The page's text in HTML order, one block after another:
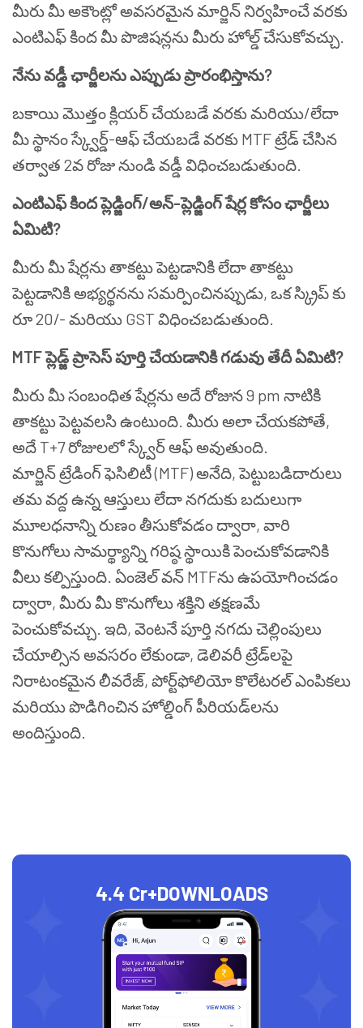
మీరు మీ అకౌంట్లో అవసరమైన మార్జిన్ నిర్వహించే వరకు
ఎంటిఎఫ్ కింద మీ పొజిషన్లను మీరు హోల్డ్ చేసుకోవచ్చు.
నేను వడ్డీ ఛార్జీలను ఎప్పుడు ప్రారంభిస్తాను?
బకాయి మొత్తం క్లియర్ చేయబడే వరకు మరియు/లేదా
మీ స్థానం స్క్వేర్డ్-ఆఫ్ చేయబడే వరకు MTF ట్రేడ్ చేసిన
తర్వాత 2వ రోజు నుండి వడ్డీ విధించబడుతుంది.
ఎంటిఎఫ్ కింద ప్లెడ్జింగ్/అన్-ప్లెడ్జింగ్ షేర్ల కోసం ఛార్జీలు
ఏమిటి?
మీరు మీ షేర్లను తాకట్టు పెట్టడానికి లేదా తాకట్టు
పెట్టడానికి అభ్యర్థనను సమర్పించినప్పుడు, ఒక స్క్రిప్ కు
రూ 20/- మరియు GST విధించబడుతుంది.
MTF ప్లెడ్జ్ ప్రాసెస్ పూర్తి చేయడానికి గడువు తేదీ ఏమిటి?
మీరు మీ సంబంధిత షేర్లను అదే రోజున 9 pm నాటికి
తాకట్టు పెట్టవలసి ఉంటుంది. మీరు అలా చేయకపోతే,
అదే T+7 రోజులలో స్క్వేర్ ఆఫ్ అవుతుంది.
మార్జిన్ ట్రేడింగ్ ఫెసిలిటీ (MTF) అనేది, పెట్టుబడిదారులు
తమ వద్ద ఉన్న ఆస్తులు లేదా నగదుకు బదులుగా
మూలధనాన్ని రుణం తీసుకోవడం ద్వారా, వారి
కొనుగోలు సామర్థ్యాన్ని గరిష్ఠ స్థాయికి పెంచుకోవడానికి
వీలు కల్పిస్తుంది. ఏంజెల్ వన్ MTFను ఉపయోగించడం
ద్వారా, మీరు మీ కొనుగోలు శక్తిని తక్షణమే
పెంచుకోవచ్చు. ఇది, వెంటనే పూర్తి నగదు చెల్లింపులు
చేయాల్సిన అవసరం లేకుండా, డెలివరీ ట్రేడ్‌లపై
నిరాటంకమైన లీవరేజ్, పోర్ట్‌ఫోలియో కొలేటరల్ ఎంపికలు
మరియు పొడిగించిన హోల్డింగ్ పీరియడ్‌లను
అందిస్తుంది.
4.4 Cr+DOWNLOADS